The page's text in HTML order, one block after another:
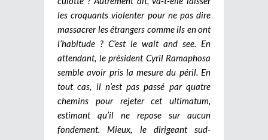
les croquants violenter pour ne pas dire
massacrer les étrangers comme ils en ont
l’habitude ? C’est le wait and see. En
attendant, le président Cyril Ramaphosa
semble avoir pris la mesure du péril. En
tout cas, il n’est pas passé par quatre
chemins pour rejeter cet ultimatum,
estimant qu’il ne repose sur aucun
fondement. Mieux, le dirigeant sud-